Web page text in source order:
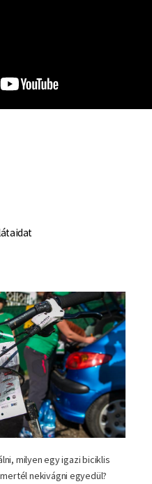
milyen egy igazi biciklis
nekivágni egyedül?